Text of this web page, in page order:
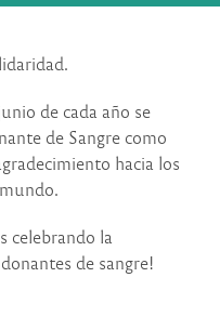
de cada año se
de Sangre como
hacia los
celebrando la
de sangre!